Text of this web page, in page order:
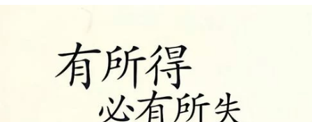
3C家電 運動休閒